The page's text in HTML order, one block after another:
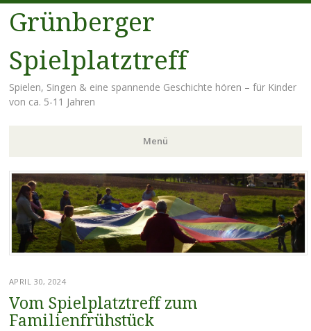
Grünberger
Spielplatztreff
Spielen, Singen & eine spannende Geschichte hören – für Kinder
von ca. 5-11 Jahren
Menü
Zum
Inhalt
springen
APRIL 30, 2024
Vom Spielplatztreff zum
Familienfrühstück